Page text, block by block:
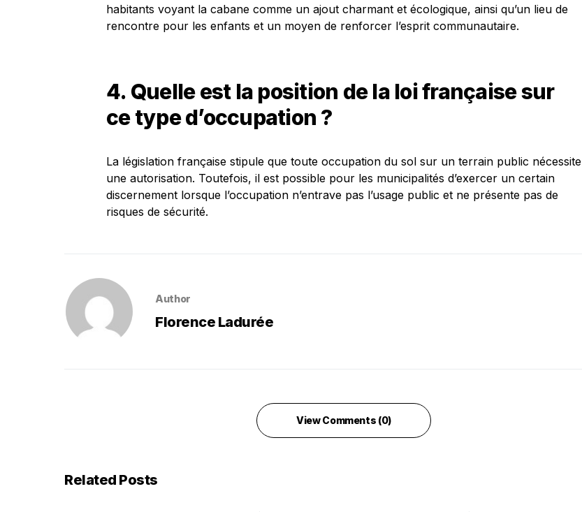
habitants voyant la cabane comme un ajout charmant et écologique, ainsi qu’un lieu de
rencontre pour les enfants et un moyen de renforcer l’esprit communautaire.
4. Quelle est la position de la loi française sur
ce type d’occupation ?
La législation française stipule que toute occupation du sol sur un terrain public nécessite
une autorisation. Toutefois, il est possible pour les municipalités d’exercer un certain
discernement lorsque l’occupation n’entrave pas l’usage public et ne présente pas de
risques de sécurité.
Author
Florence Ladurée
View Comments (0)
Related Posts